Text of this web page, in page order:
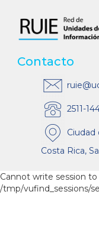
Contacto
2511-
Ciudad
Costa Rica,
Cannot write session to
/tmp/vufind_sessions/